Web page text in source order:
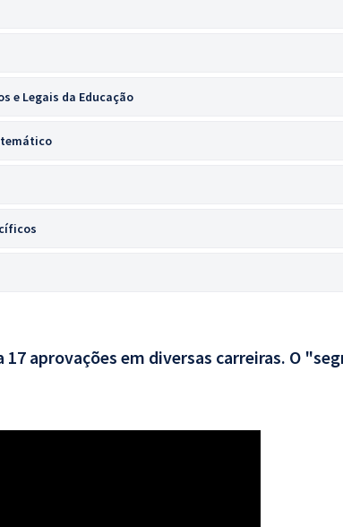
e Legais da Educação
17 aprovações em diversas carreiras. O